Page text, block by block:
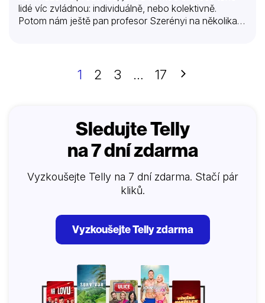
lidé víc zvládnou: individuálně, nebo kolektivně.
Potom nám ještě pan profesor Szerényi na několika
1 2 3 … 17 Další
Sledujte Telly
na 7 dní zdarma
Vyzkoušejte Telly na 7 dní zdarma. Stačí pár
kliků.
Vyzkoušejte Telly zdarma